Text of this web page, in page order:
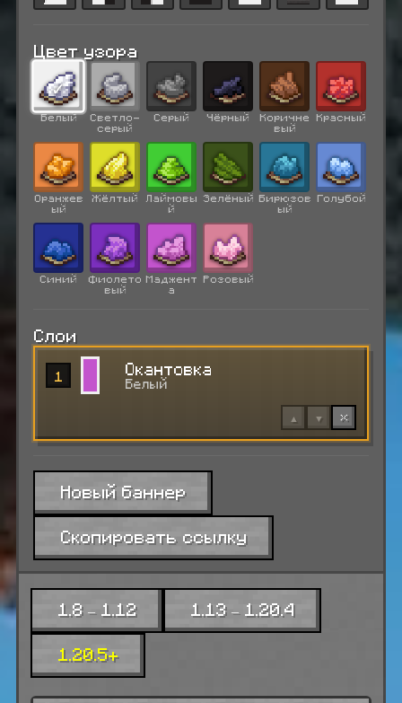
Цвет узора
✓
Белый Светло-
серый
Серый Чёрный Коричне
вый
Красный
Оранжев
ый
Жёлтый Лаймовы
й
Зелёный Бирюзов
ый
Голубой
Синий Фиолето
вый
Маджент
а
Розовый
Слои
1 Окантовка
Белый
▲ ▼ ×
Новый баннер
Скопировать ссылку
1.8 – 1.12 1.13 – 1.20.4
1.20.5+